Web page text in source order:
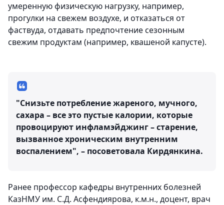
умеренную физическую нагрузку, например,
прогулки на свежем воздухе, и отказаться от
фаствуда, отдавать предпочтение сезонным
свежим продуктам (например, квашеной капусте).
"Снизьте потребление жареного, мучного,
сахара – все это пустые калории, которые
провоцируют инфламэйджинг – старение,
вызванное хроническим внутренним
воспалением", – посоветовала Кирдянкина.
Ранее профессор кафедры внутренних болезней
КазНМУ им. С.Д. Асфендиярова, к.м.н., доцент, врач